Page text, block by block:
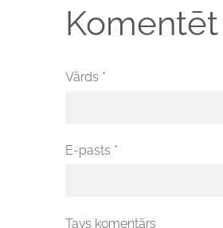
Komentēt
Vārds *
E-pasts *
Tavs komentārs